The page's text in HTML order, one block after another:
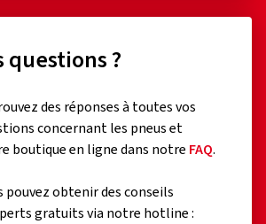
?
des réponses à toutes vos
concernant les pneus et
boutique en ligne dans notre FAQ.
pouvez obtenir des conseils
gratuits via notre hotline :